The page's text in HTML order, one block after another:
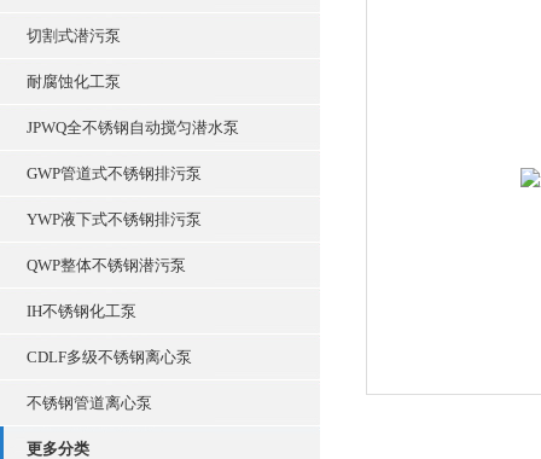
切割式潜污泵
耐腐蚀化工泵
JPWQ全不锈钢自动搅匀潜水泵
GWP管道式不锈钢排污泵
YWP液下式不锈钢排污泵
QWP整体不锈钢潜污泵
IH不锈钢化工泵
CDLF多级不锈钢离心泵
不锈钢管道离心泵
更多分类